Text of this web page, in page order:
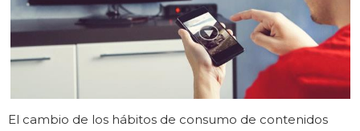
El cambio de los hábitos de consumo de contenidos